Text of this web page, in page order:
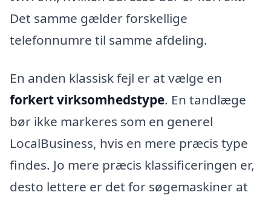
Det samme gælder forskellige
telefonnumre til samme afdeling.
En anden klassisk fejl er at vælge en
forkert virksomhedstype. En tandlæge
bør ikke markeres som en generel
LocalBusiness, hvis en mere præcis type
findes. Jo mere præcis klassificeringen er,
desto lettere er det for søgemaskiner at